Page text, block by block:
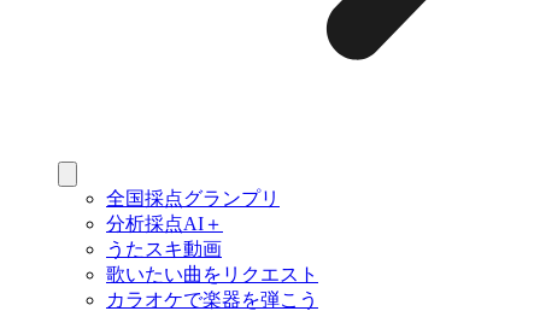
全国採点グランプリ
分析採点AI＋
うたスキ動画
歌いたい曲をリクエスト
カラオケで楽器を弾こう